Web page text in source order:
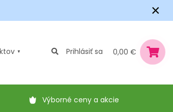
×
Prihlásiť sa 0,00 €
Výborné ceny a akcie